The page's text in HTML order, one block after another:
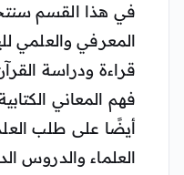
في هذا القسم
المعرفي والعلمي
قراءة ودراسة
فهم المعاني
أيضًا على طلب
العلماء والدروس